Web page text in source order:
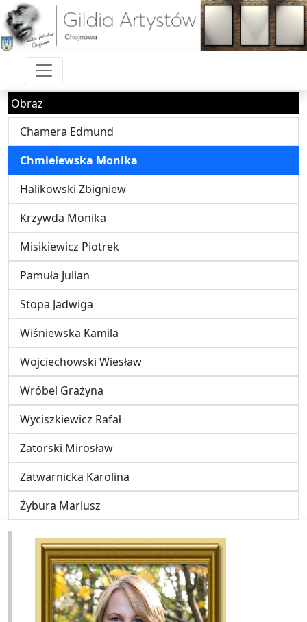
Obraz
Chamera Edmund
Chmielewska Monika
Halikowski Zbigniew
Krzywda Monika
Misikiewicz Piotrek
Pamuła Julian
Stopa Jadwiga
Wiśniewska Kamila
Wojciechowski Wiesław
Wróbel Grażyna
Wyciszkiewicz Rafał
Zatorski Mirosław
Zatwarnicka Karolina
Żybura Mariusz